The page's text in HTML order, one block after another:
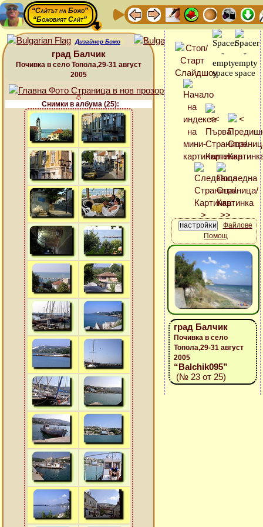
“Сайтът на Божо”
“Божовият Сайт”
Дизайнер Божо
град Балчик
Почивка в село Топола,29-31 август
2005
Снимки в албума (25):
Файлове
Помощ
град Балчик
Почивка в село
Топола,29-31 август
2005
“Balchik095”
(№ 23 от 25)